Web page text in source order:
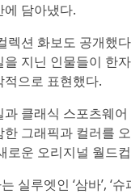
담아냈다.
션 화보도 공개했
지닌 인물들이 한
으로 표현했다.
클래식 스포츠웨
그래픽과 컬러를
로운 오리지널 월드
루엣인 ‘삼바’, ‘